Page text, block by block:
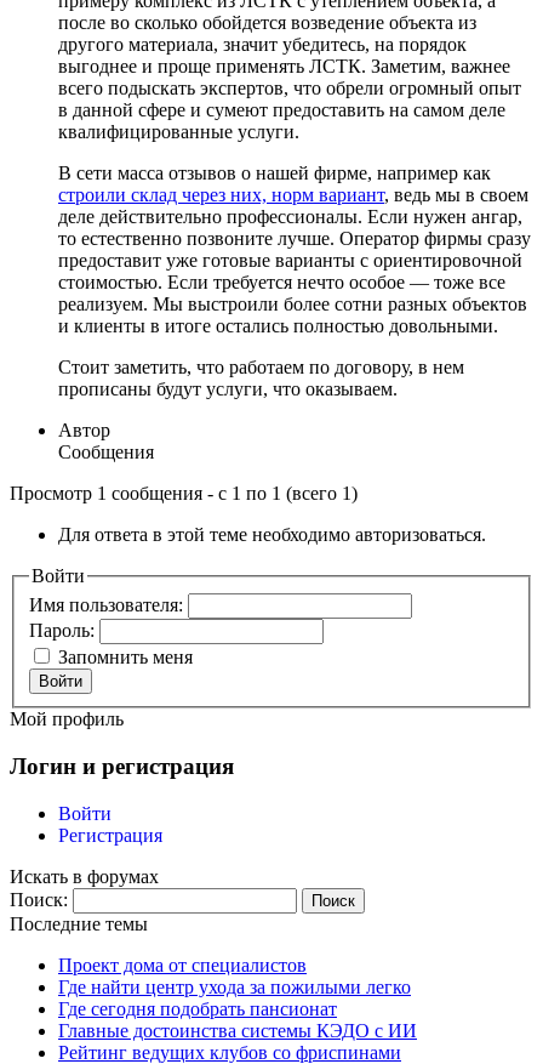
после во сколько обойдется возведение объекта из
другого материала, значит убедитесь, на порядок
выгоднее и проще применять ЛСТК. Заметим, важнее
всего подыскать экспертов, что обрели огромный опыт
в данной сфере и сумеют предоставить на самом деле
квалифицированные услуги.
В сети масса отзывов о нашей фирме, например как
строили склад через них, норм вариант, ведь мы в своем
деле действительно профессионалы. Если нужен ангар,
то естественно позвоните лучше. Оператор фирмы сразу
предоставит уже готовые варианты с ориентировочной
стоимостью. Если требуется нечто особое — тоже все
реализуем. Мы выстроили более сотни разных объектов
и клиенты в итоге остались полностью довольными.
Стоит заметить, что работаем по договору, в нем
прописаны будут услуги, что оказываем.
Автор
Сообщения
Просмотр 1 сообщения - с 1 по 1 (всего 1)
Для ответа в этой теме необходимо авторизоваться.
Войти
Имя пользователя:
Пароль:
Запомнить меня
Войти
Мой профиль
Логин и регистрация
Войти
Регистрация
Искать в форумах
Поиск:
Последние темы
Проект дома от специалистов
Где найти центр ухода за пожилыми легко
Где сегодня подобрать пансионат
Главные достоинства системы КЭДО с ИИ
Рейтинг ведущих клубов со фриспинами